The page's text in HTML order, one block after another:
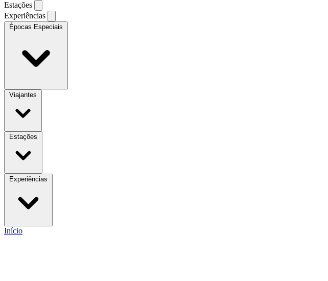
Estações
Experiências
Épocas Especiais
Viajantes
Estações
Experiências
Início